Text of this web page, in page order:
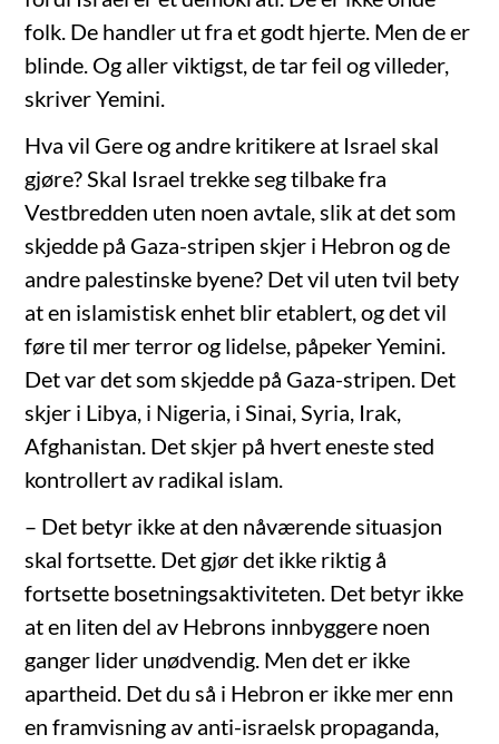
folk. De handler ut fra et godt hjerte. Men de er
blinde. Og aller viktigst, de tar feil og villeder,
skriver Yemini.
Hva vil Gere og andre kritikere at Israel skal
gjøre? Skal Israel trekke seg tilbake fra
Vestbredden uten noen avtale, slik at det som
skjedde på Gaza-stripen skjer i Hebron og de
andre palestinske byene? Det vil uten tvil bety
at en islamistisk enhet blir etablert, og det vil
føre til mer terror og lidelse, påpeker Yemini.
Det var det som skjedde på Gaza-stripen. Det
skjer i Libya, i Nigeria, i Sinai, Syria, Irak,
Afghanistan. Det skjer på hvert eneste sted
kontrollert av radikal islam.
– Det betyr ikke at den nåværende situasjon
skal fortsette. Det gjør det ikke riktig å
fortsette bosetningsaktiviteten. Det betyr ikke
at en liten del av Hebrons innbyggere noen
ganger lider unødvendig. Men det er ikke
apartheid. Det du så i Hebron er ikke mer enn
en framvisning av anti-israelsk propaganda,